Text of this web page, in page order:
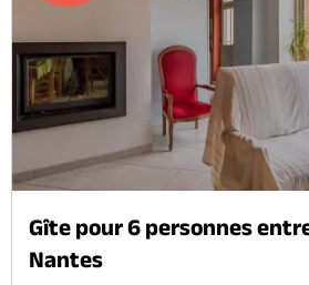
Gîte pour 6 personnes
Nantes